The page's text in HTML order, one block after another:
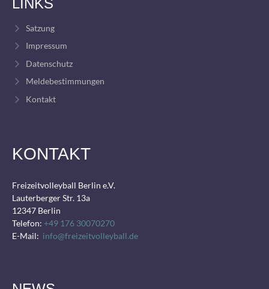
LINKS
Satzung
Impressum
Datenschutz
Meldebestimmungen
Kontakt
KONTAKT
Freizeitvolleyball Berlin e.V.
Lauterberger Str. 13a
12347 Berlin
Telefon: +49 176 30070270
E-Mail: info@freizeitvolleyball.de